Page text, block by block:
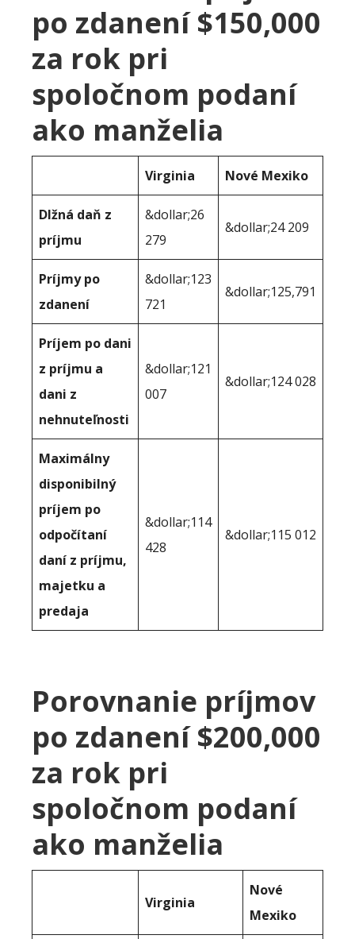
po zdanení $150,000
za rok pri
spoločnom podaní
ako manželia
Virginia Nové Mexiko
Dlžná daň z
príjmu
&dollar;26
279
&dollar;24 209
Príjmy po
zdanení
&dollar;123
721
&dollar;125,791
Príjem po dani
z príjmu a
dani z
nehnuteľnosti
&dollar;121
007
&dollar;124 028
Maximálny
disponibilný
príjem po
odpočítaní
daní z príjmu,
majetku a
predaja
&dollar;114
428
&dollar;115 012
Porovnanie príjmov
po zdanení $200,000
za rok pri
spoločnom podaní
ako manželia
Virginia
Nové
Mexiko